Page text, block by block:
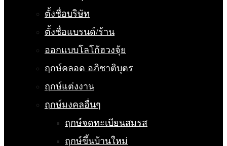
ตั้งชื่อบริษัท
ตั้งชื่อแบรนด์/ร้าน
ออกแบบโลโก้ฮวงจุ้ย
ฤกษ์คลอด อภิชาติบุตร
ฤกษ์แต่งงาน
ฤกษ์มงคลอื่นๆ
ฤกษ์จดทะเบียนสมรส
ฤกษ์ขึ้นบ้านใหม่